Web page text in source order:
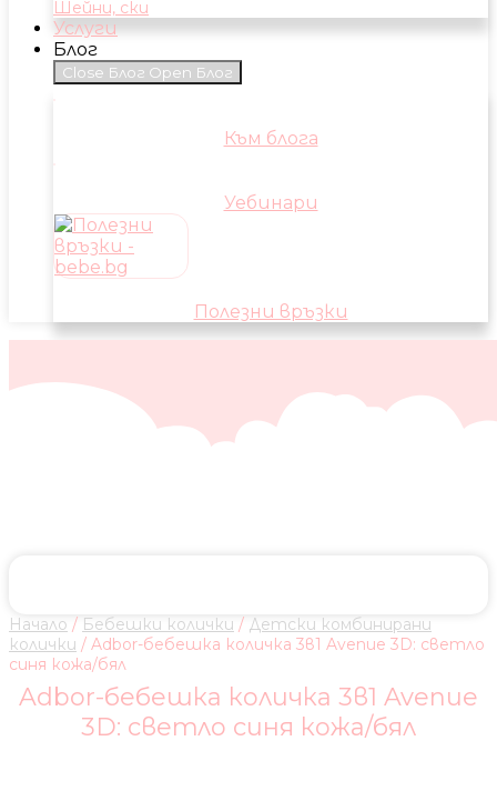
Шейни, ски
Услуги
Блог
Close Блог Open Блог
Към блога
Уебинари
Полезни връзки
Начало / Бебешки колички / Детски комбинирани
колички / Adbor-бебешка количка 3в1 Avenue 3D: светло
синя кожа/бял
Adbor-бебешка количка 3в1 Avenue
3D: светло синя кожа/бял